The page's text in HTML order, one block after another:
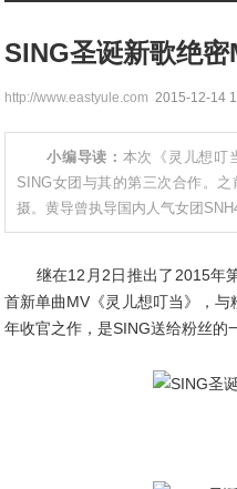
SING圣诞新歌绝
http://www.eastyule.com 2015-12-14
小编导读： 本次《灵儿想叮
SING女团与其的第三次合作。
摄。黄导曾执导国内人气女团
继在12月2日推出了2015年第
首新单曲MV《灵儿想叮当》，
年收官之作，是SING送给粉丝的